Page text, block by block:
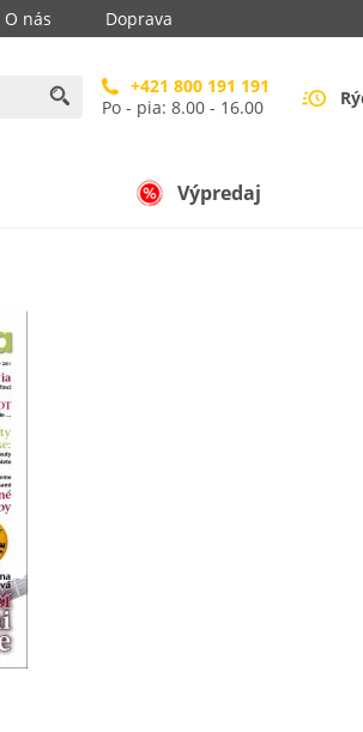
O nás Doprava
+421 800 191 191
Po - pia: 8.00 - 16.00
Výpredaj